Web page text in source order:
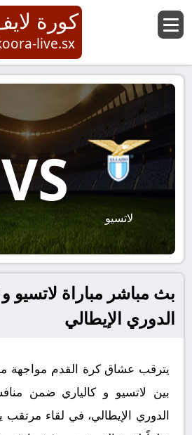
كورة
live.sx
لاتسيو
VS
بث مباشر مباراة لاتسيو و
الدوري الإيطالي
يترقب عشاق كرة القدم مواجهة من
بين لاتسيو و كالياري ضمن
الدوري الإيطالي، في لقاء مرتقب